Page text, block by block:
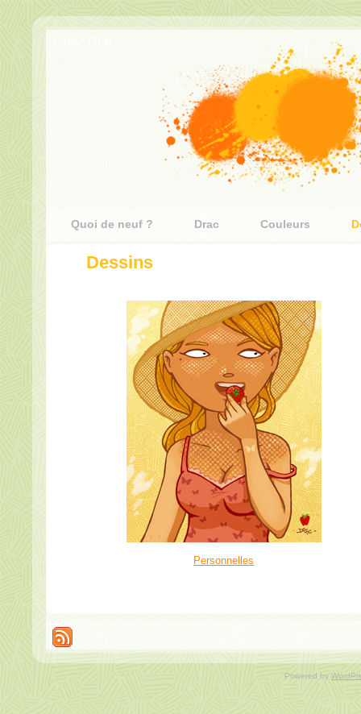
Quoi de neuf ? Drac Couleurs
Dessins
Personnelles
Powered by